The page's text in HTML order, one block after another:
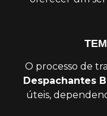
O processo de
Despachantes
úteis,